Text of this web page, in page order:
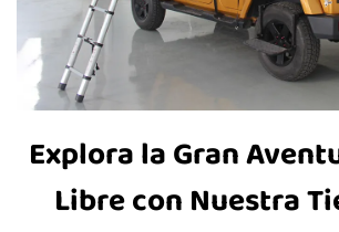
Explora la Gran
Libre con Nuestra